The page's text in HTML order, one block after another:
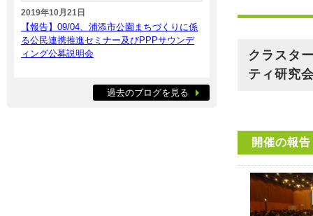
クラスタ
ティ研究
開催の報告
2019年10月21日
【報告】09/04、浦添市公園まちづくりに係
る公民連携推進セミナー及びPPPサウンデ
ィング公募説明会
過去のブログを見る